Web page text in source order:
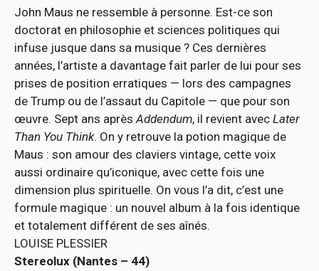
John Maus ne ressemble à personne. Est-ce son
doctorat en philosophie et sciences politiques qui
infuse jusque dans sa musique ? Ces dernières
années, l’artiste a davantage fait parler de lui pour ses
prises de position erratiques — lors des campagnes
de Trump ou de l’assaut du Capitole — que pour son
œuvre. Sept ans aprèsAddendum, il revient avec Later
Than You Think. On y retrouve la potion magique de
Maus : son amour des claviers vintage, cette voix
aussi ordinaire qu’iconique, avec cette fois une
dimension plus spirituelle. On vous l’a dit, c’est une
formule magique : un nouvel album à la fois identique
et totalement différent de ses aînés.
LOUISE PLESSIER
Stereolux (Nantes – 44)